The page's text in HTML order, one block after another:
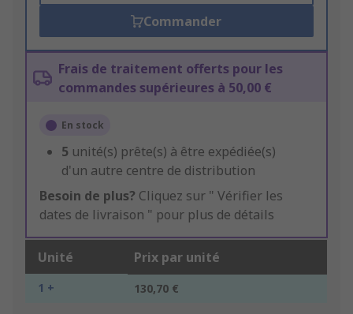
Commander
Frais de traitement offerts pour les
commandes supérieures à 50,00 €
En stock
5 unité(s) prête(s) à être expédiée(s)
d'un autre centre de distribution
Besoin de plus? Cliquez sur " Vérifier les
dates de livraison " pour plus de détails
Unité Prix par unité
1 + 130,70 €